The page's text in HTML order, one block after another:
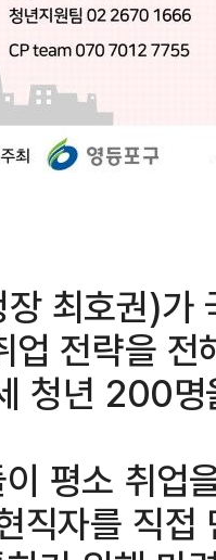
최호권)가
업 전략을
청년 200명
평소 취업
직자를 직